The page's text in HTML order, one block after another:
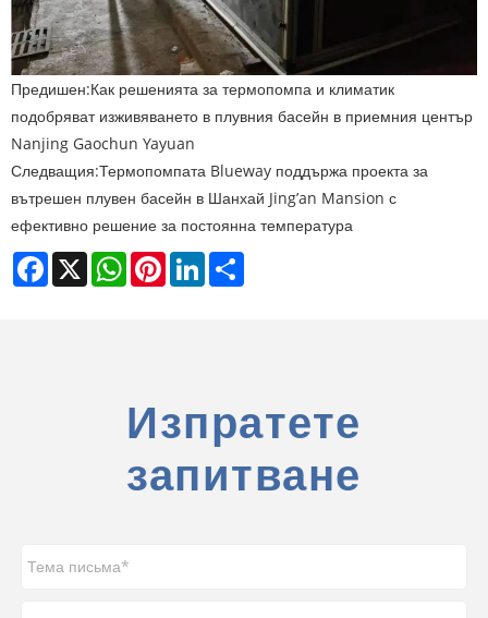
Предишен:Как решенията за термопомпа и климатик
подобряват изживяването в плувния басейн в приемния център
Nanjing Gaochun Yayuan
Следващия:Термопомпата Blueway поддържа проекта за
вътрешен плувен басейн в Шанхай Jing’an Mansion с
ефективно решение за постоянна температура
Facebook
X WhatsAppPinterestLinkedIn
Изпратете
запитване